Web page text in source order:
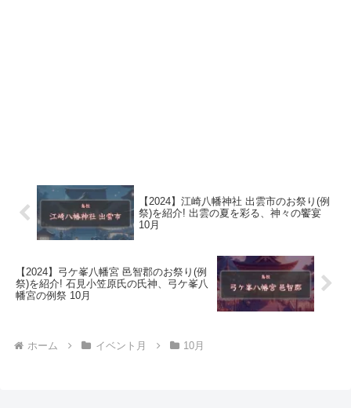
【2024】江崎八幡神社 出雲市のお祭り(例
祭)を紹介! 出雲の夏を彩る、神々の饗宴
10月
【2024】弓ケ峯八幡宮 邑智郡のお祭り(例
祭)を紹介! 石見小笠原氏の氏神、弓ケ峯八
幡宮の例祭 10月
ホーム イベント月 10月